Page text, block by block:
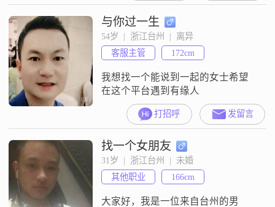
限漯河西平，其他人勿扰，谢谢我
不会赚钱 ，但也不会坑蒙拐骗
与你过一生
54岁  |  浙江台州  |  离异
客服主管
172cm
我想找一个能说到一起的女士希望
在这个平台遇到有缘人
打招呼 发留言
找一个女朋友
31岁  |  浙江台州  |  未婚
其他职业
166cm
大家好，我是一位来自台州的男